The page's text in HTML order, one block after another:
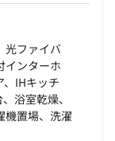
光ファイバ
インターホ
、IHキッチ
浴室乾燥、
機置場、洗濯